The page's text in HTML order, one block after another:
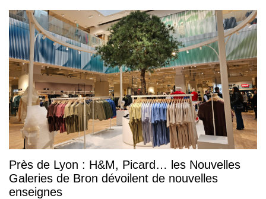
Près de Lyon : H&M, Picard… les Nouvelles
Galeries de Bron dévoilent de nouvelles
enseignes